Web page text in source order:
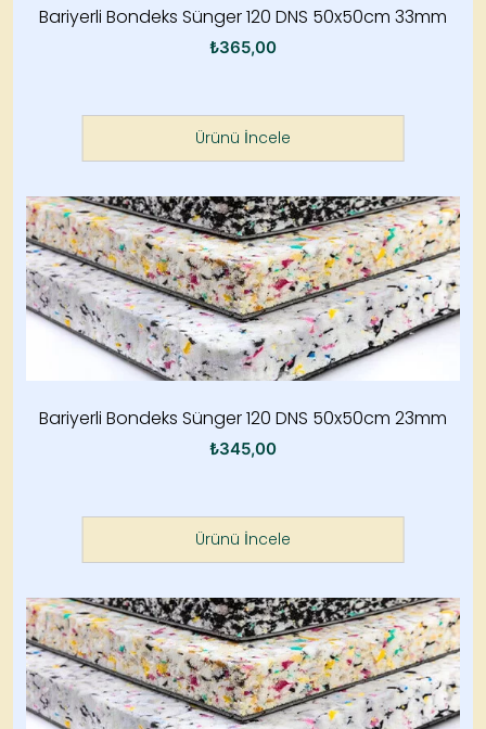
Bariyerli Bondeks Sünger 120 DNS 50x50cm 33mm
₺365,00
Ürünü İncele
Bariyerli Bondeks Sünger 120 DNS 50x50cm 23mm
₺345,00
Ürünü İncele